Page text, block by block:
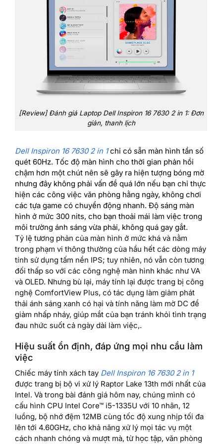
[Review] Đánh giá Laptop Dell Inspiron 16 7630 2 in 1: Đơn
giản, thanh lịch
Dell Inspiron 16 7630 2 in 1 chỉ có sẵn màn hình tần số
quét 60Hz. Tốc độ màn hình cho thời gian phản hồi
chậm hơn một chút nên sẽ gây ra hiện tượng bóng mờ
nhưng đây không phải vấn đề quá lớn nếu bạn chỉ thực
hiện các công việc văn phòng hằng ngày, không chơi
các tựa game có chuyển động nhanh. Độ sáng màn
hình ở mức 300 nits, cho bạn thoải mái làm việc trong
môi trường ánh sáng vừa phải, không quá gay gắt.
Tỷ lệ tương phản của màn hình ở mức khá và nằm
trong phạm vi thông thường của hầu hết các dòng máy
tính sử dụng tấm nền IPS; tuy nhiên, nó vẫn còn tương
đối thấp so với các công nghệ màn hình khác như VA
và OLED. Nhưng bù lại, máy tính lại được trang bị công
nghệ ComfortView Plus, có tác dụng làm giảm phát
thải ánh sáng xanh có hại và tính năng làm mờ DC để
giảm nhấp nháy, giúp mắt của bạn tránh khỏi tình trạng
đau nhức suốt cả ngày dài làm việc,.
Hiệu suất ổn định, đáp ứng mọi nhu cầu làm
việc
Chiếc máy tính xách tay Dell Inspiron 16 7630 2 in 1
được trang bị bộ vi xử lý Raptor Lake 13th mới nhất của
Intel. Và trong bài đánh giá hôm nay, chúng mình có
cấu hình CPU Intel Core™ i5-1335U với 10 nhân, 12
luồng, bộ nhớ đệm 12MB cùng tốc độ xung nhịp tối đa
lên tới 4.60GHz, cho khả năng xử lý mọi tác vụ một
cách nhanh chóng và mượt mà, từ học tập, văn phòng